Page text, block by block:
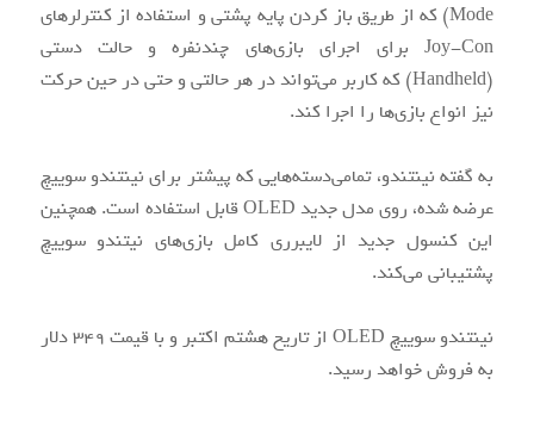
Mode) که از طریق باز کردن پایه پشتی و استفاده از کنترلرهای
Joy-Con برای اجرای بازی‌‌های چندنفره و حالت دستی
(Handheld) که کاربر ‌می‌تواند در هر حالتی و حتی در حین حرکت
نیز انواع بازی‌‌ها را اجرا کند.
به گفته نینتندو، تما‌می‌دسته‌‌هایی که پیشتر برای نینتندو سوییچ
عرضه شده، روی مدل جدید OLED قابل استفاده است. همچنین
این کنسول جدید از لایبرری کامل بازی‌‌های نیتندو سوییچ
پشتیبانی ‌می‌کند.
نینتندو سوییچ OLED از تاریخ هشتم اکتبر و با قیمت 349 دلار
به فروش خواهد رسید.